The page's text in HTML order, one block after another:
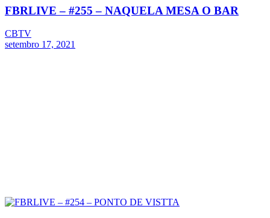
FBRLIVE – #255 – NAQUELA MESA O BAR
CBTV
setembro 17, 2021